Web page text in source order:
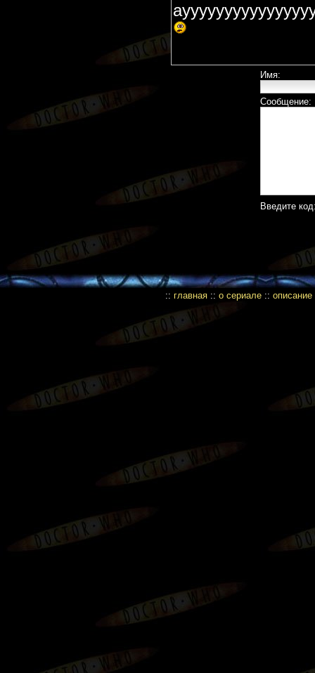
Имя:
Сообщение:
Введите
:: главная :: о сериале :: описание